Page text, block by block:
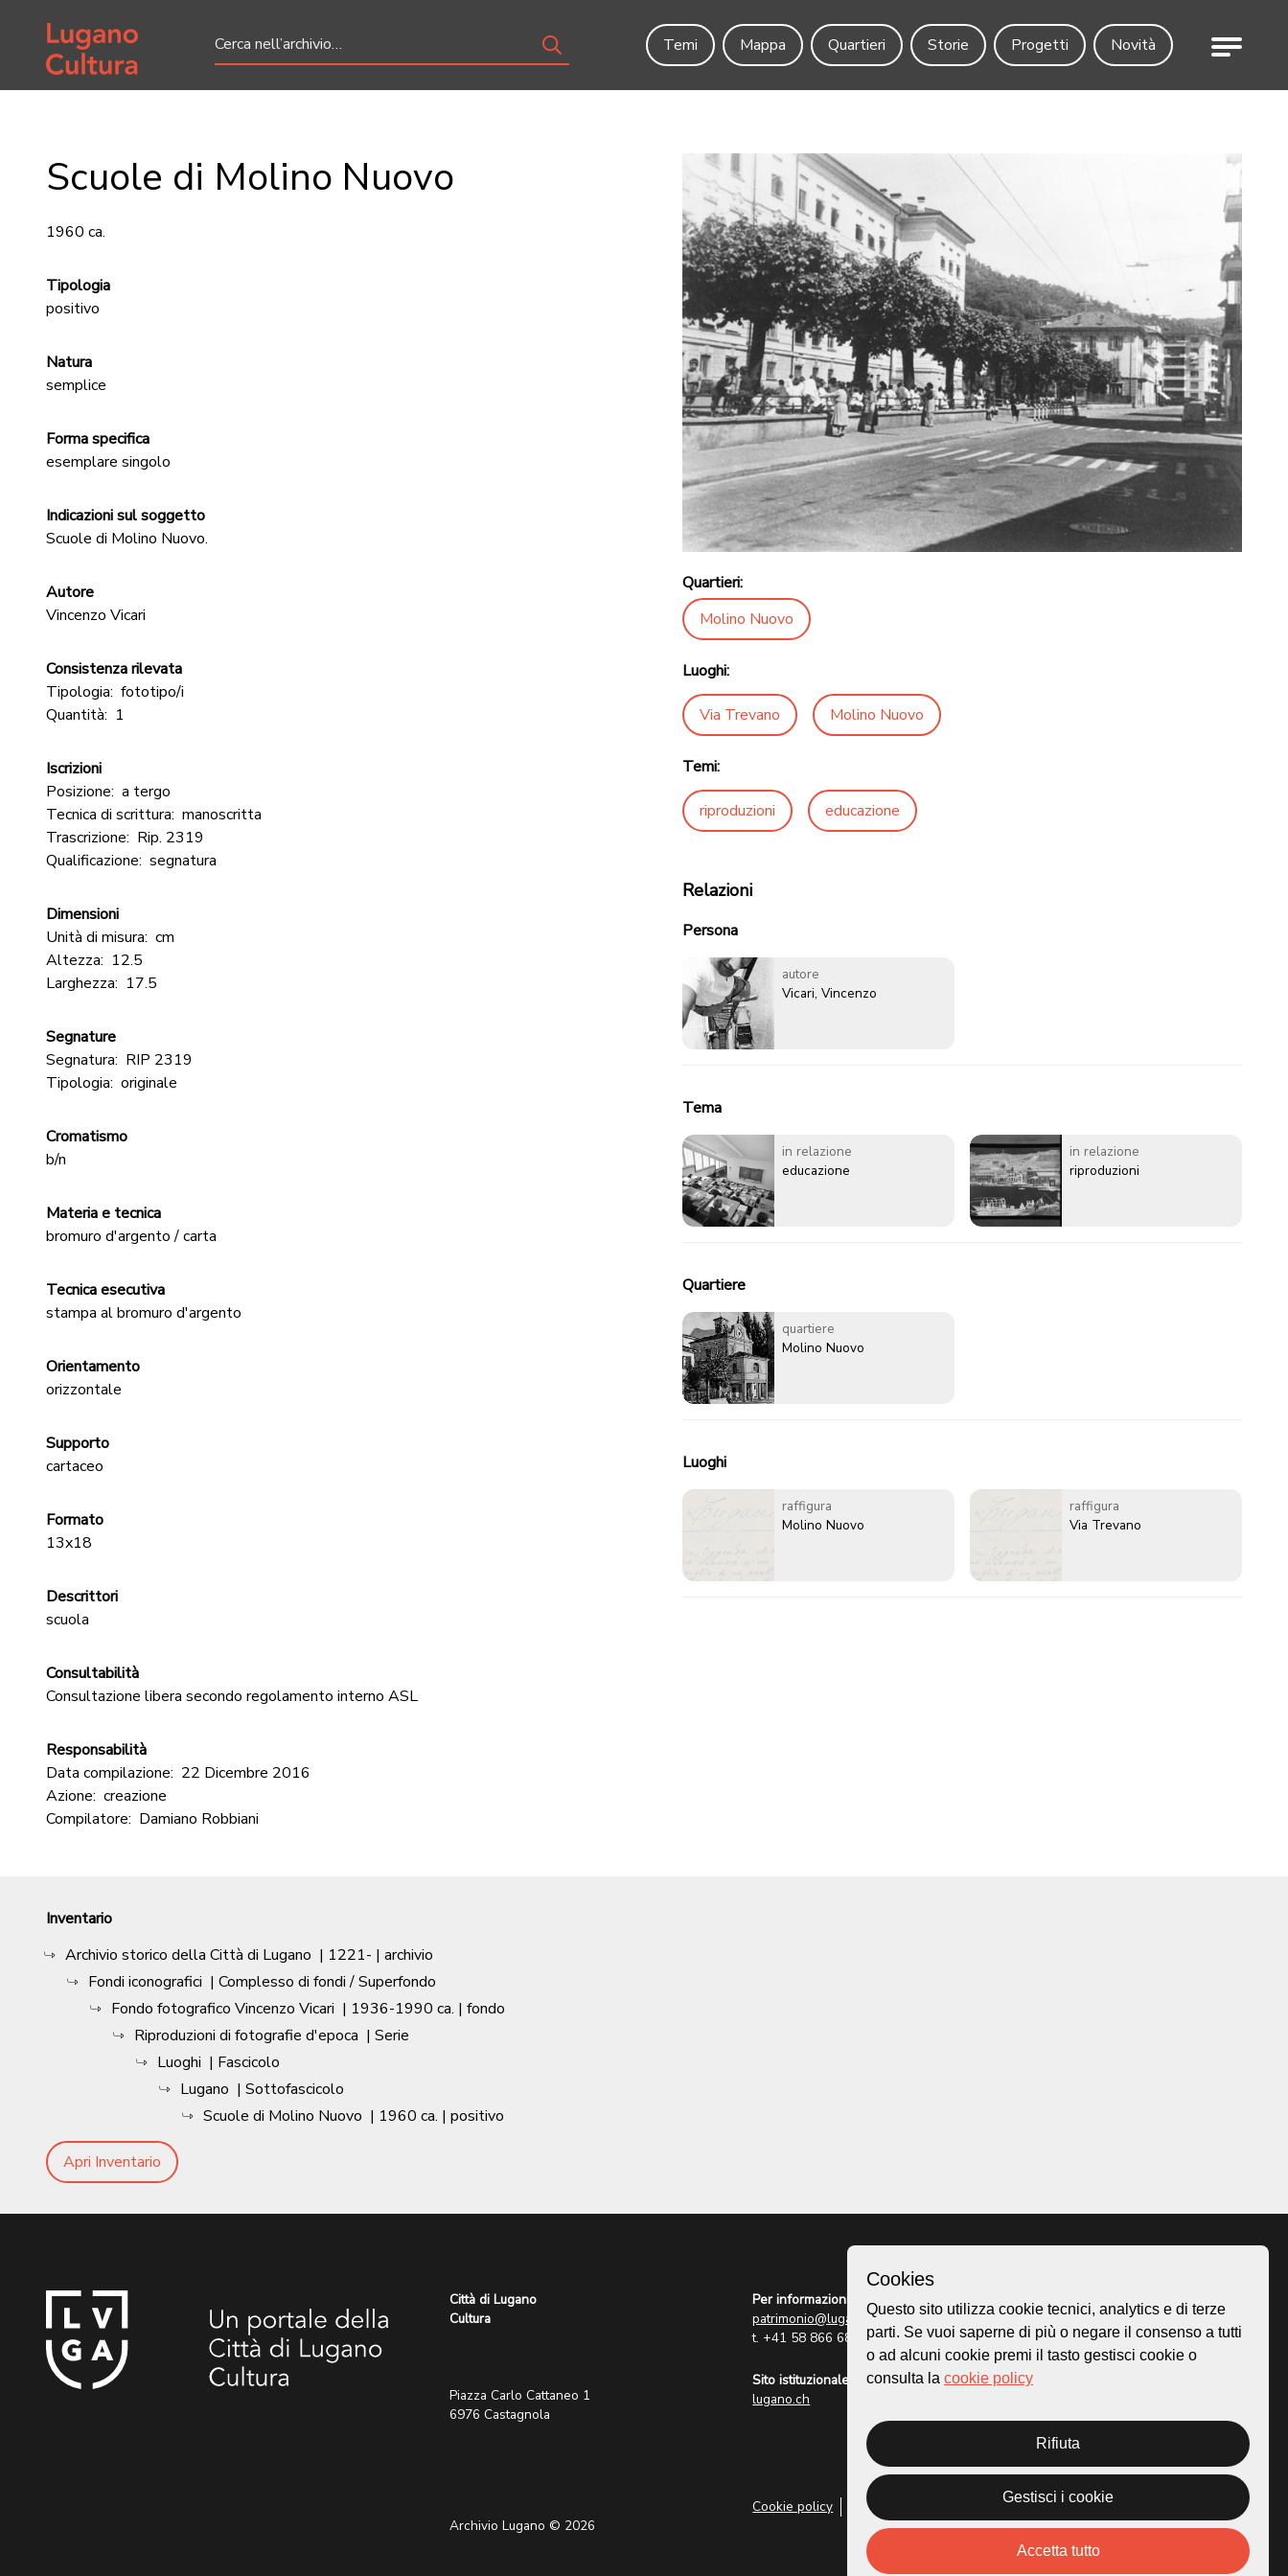
Home page
Temi
Mappa Quartieri Storie Progetti Novità Menu
Scuole di Molino Nuovo
1960 ca.
Tipologia
positivo
Natura
semplice
Forma specifica
esemplare singolo
Indicazioni sul soggetto
Scuole di Molino Nuovo.
Autore
Vincenzo Vicari
Consistenza rilevata
Tipologia: fototipo/i
Quantità: 1
Iscrizioni
Posizione: a tergo
Tecnica di scrittura: manoscritta
Trascrizione: Rip. 2319
Qualificazione: segnatura
Dimensioni
Unità di misura: cm
Altezza: 12.5
Larghezza: 17.5
Segnature
Segnatura: RIP 2319
Tipologia: originale
Cromatismo
b/n
Materia e tecnica
bromuro d'argento / carta
Tecnica esecutiva
stampa al bromuro d'argento
Orientamento
orizzontale
Supporto
cartaceo
Formato
13x18
Descrittori
scuola
Consultabilità
Consultazione libera secondo regolamento interno ASL
Responsabilità
Data compilazione: 22 Dicembre 2016
Azione: creazione
Compilatore: Damiano Robbiani
Quartieri:
Molino Nuovo
Luoghi:
Via Trevano Molino Nuovo
Temi:
riproduzioni educazione
Relazioni
Persona
autore
Vicari, Vincenzo
Tema
in relazione
educazione
in relazione
riproduzioni
Quartiere
quartiere
Molino Nuovo
Luoghi
raffigura
Molino Nuovo
raffigura
Via Trevano
Inventario
Archivio storico della Città di Lugano | 1221- | archivio
Fondi iconografici | Complesso di fondi / Superfondo
Fondo fotografico Vincenzo Vicari | 1936-1990 ca. | fondo
Riproduzioni di fotografie d'epoca | Serie
Luoghi | Fascicolo
Lugano | Sottofascicolo
Scuole di Molino Nuovo | 1960 ca. | positivo
Apri Inventario
Città di Lugano
Cultura
Piazza Carlo Cattaneo 1
6976 Castagnola
Archivio Lugano © 2026
Per informazioni:
patrimonio@lugano.ch
t. +41 58 866 68 50
Sito istituzionale:
lugano.ch
Cookie policy Privacy Policy
Homepage
Mappa
Storie
Cookies
Questo sito utilizza cookie tecnici, analytics e di terze
parti. Se vuoi saperne di più o negare il consenso a tutti
o ad alcuni cookie premi il tasto gestisci cookie o
consulta la cookie policy
Rifiuta
Gestisci i cookie
Accetta tutto